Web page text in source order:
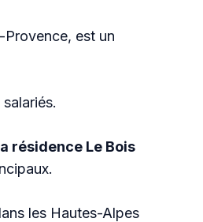
est un
résidence Le Bois
les Hautes-Alpes